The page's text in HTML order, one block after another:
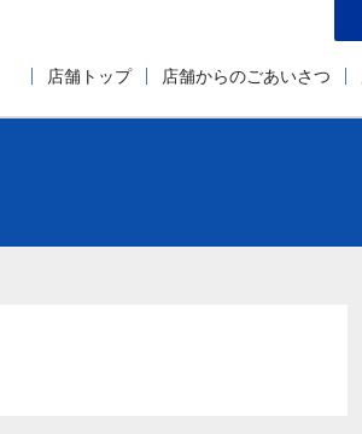
店舗トップ 店舗からのごあいさつ